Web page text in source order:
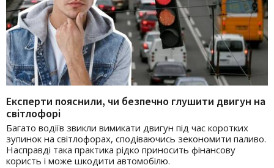
Експерти пояснили, чи безпечно глушити двигун на
світлофорі
Багато водіїв звикли вимикати двигун під час коротких
зупинок на світлофорах, сподіваючись зекономити паливо.
Насправді така практика рідко приносить фінансову
користь і може шкодити автомобілю.